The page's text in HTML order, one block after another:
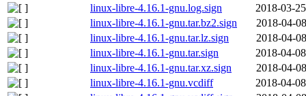
linux-libre-4.16.1-gnu.log.sign
2018-03-
linux-libre-4.16.1-gnu.tar.bz2.sign
2018-04-
linux-libre-4.16.1-gnu.tar.lz.sign
2018-04-
linux-libre-4.16.1-gnu.tar.sign
2018-04-
linux-libre-4.16.1-gnu.tar.xz.sign
2018-04-
linux-libre-4.16.1-gnu.vcdiff
2018-04-